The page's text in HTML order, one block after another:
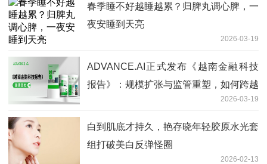
春季睡不好越睡越累？归脾丸调心脾，一
夜安睡到天亮
2026-03-19
ADVANCE.AI正式发布《越南金融科技
报告》：规模扩张与监管重塑，如何跨越
2026-03-19
白到肌底才持久，艳存晓年轻胶原水光套
组打破美白反弹怪圈
2026-02-13